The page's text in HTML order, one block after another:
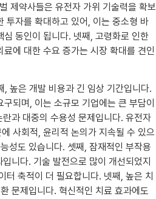
제약사들은 유전자 가위 기술력을 확보
투자를 확대하고 있어, 이는 중소형 바
동인이 됩니다. 넷째, 고령화로 인한
에 대한 수요 증가는 시장 확대를 견인
, 높은 개발 비용과 긴 임상 기간입니다.
되며, 이는 소규모 기업에는 큰 부담이
과 대중의 수용성 문제입니다. 유전자
사회적, 윤리적 논의가 지속될 수 있으
성도 있습니다. 셋째, 잠재적인 부작용
다. 기술 발전으로 많이 개선되었지
터 축적이 더 필요합니다. 넷째, 높은 치
문제입니다. 혁신적인 치료 효과에도